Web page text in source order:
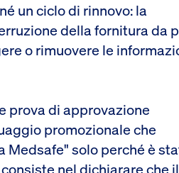
un ciclo di rinnovo: la
della fornitura da
o rimuovere le
prova di approvazione
promozionale che
Medsafe" solo perché è